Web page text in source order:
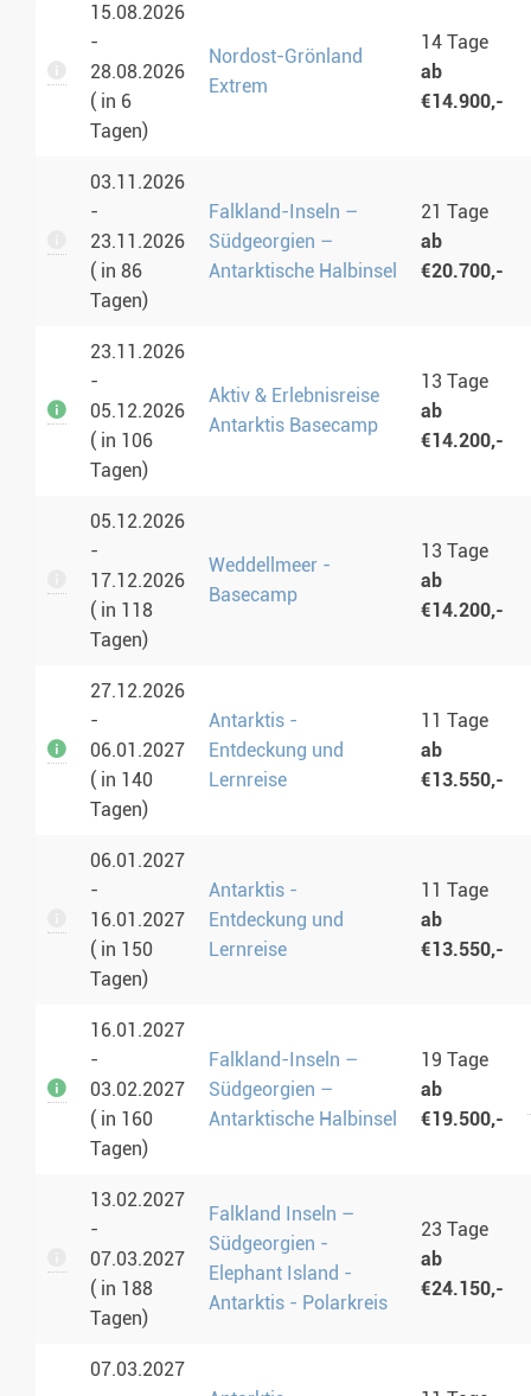
15.08.2026
-
28.08.2026
( in 6
Tagen)
Nordost-Grönland
Extrem
14 Tage
ab
€14.900,-
03.11.2026
-
23.11.2026
( in 86
Tagen)
Falkland-Inseln –
Südgeorgien –
Antarktische Halbinsel
21 Tage
ab
€20.700,-
23.11.2026
-
05.12.2026
( in 106
Tagen)
Aktiv & Erlebnisreise
Antarktis Basecamp
13 Tage
ab
€14.200,-
05.12.2026
-
17.12.2026
( in 118
Tagen)
Weddellmeer -
Basecamp
13 Tage
ab
€14.200,-
27.12.2026
-
06.01.2027
( in 140
Tagen)
Antarktis -
Entdeckung und
Lernreise
11 Tage
ab
€13.550,-
06.01.2027
-
16.01.2027
( in 150
Tagen)
Antarktis -
Entdeckung und
Lernreise
11 Tage
ab
€13.550,-
16.01.2027
-
03.02.2027
( in 160
Tagen)
Falkland-Inseln –
Südgeorgien –
Antarktische Halbinsel
19 Tage
ab
€19.500,-
13.02.2027
-
07.03.2027
( in 188
Tagen)
Falkland Inseln –
Südgeorgien -
Elephant Island -
Antarktis - Polarkreis
23 Tage
ab
€24.150,-
07.03.2027